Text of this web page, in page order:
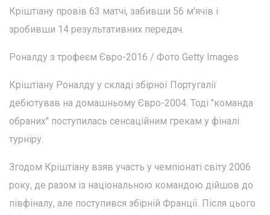
Кріштіану провів 63 матчі, забивши 56 м'ячів і
зробивши 14 результативних передач.
Роналду з трофеєм Євро-2016 / Фото Getty Images
Кріштіану Роналду у складі збірної Португалії
дебютував на домашньому Євро-2004. Тоді "команда
обраних" поступилась сенсаційним грекам у фіналі
турніру.
Згодом Кріштіану взяв участь у чемпіонаті світу 2006
року, де разом із національною командою дійшов до
півфіналу, але поступився збірній Франції. Після цього